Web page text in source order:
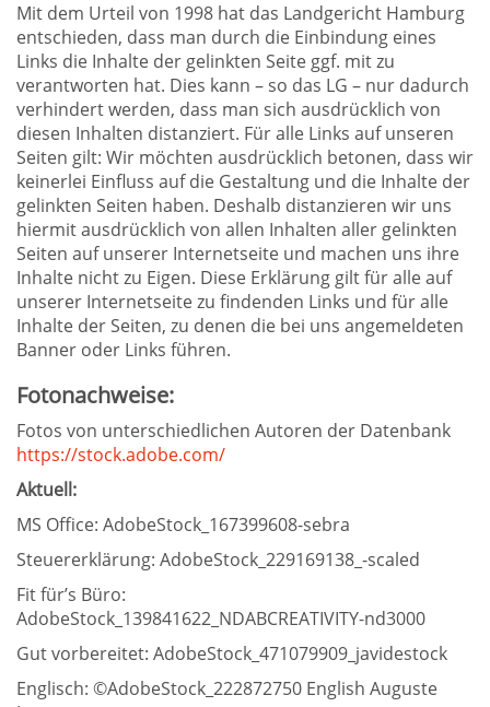
Mit dem Urteil von 1998 hat das Landgericht Hamburg
entschieden, dass man durch die Einbindung eines
Links die Inhalte der gelinkten Seite ggf. mit zu
verantworten hat. Dies kann – so das LG – nur dadurch
verhindert werden, dass man sich ausdrücklich von
diesen Inhalten distanziert. Für alle Links auf unseren
Seiten gilt: Wir möchten ausdrücklich betonen, dass wir
keinerlei Einfluss auf die Gestaltung und die Inhalte der
gelinkten Seiten haben. Deshalb distanzieren wir uns
hiermit ausdrücklich von allen Inhalten aller gelinkten
Seiten auf unserer Internetseite und machen uns ihre
Inhalte nicht zu Eigen. Diese Erklärung gilt für alle auf
unserer Internetseite zu findenden Links und für alle
Inhalte der Seiten, zu denen die bei uns angemeldeten
Banner oder Links führen.
Fotonachweise:
Fotos von unterschiedlichen Autoren der Datenbank
https://stock.adobe.com/
Aktuell:
MS Office: AdobeStock_167399608-sebra
Steuererklärung: AdobeStock_229169138_-scaled
Fit für’s Büro:
AdobeStock_139841622_NDABCREATIVITY-nd3000
Gut vorbereitet: AdobeStock_471079909_javidestock
Englisch: ©AdobeStock_222872750 English Auguste